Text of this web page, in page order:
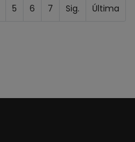
5 6 7 Sig. Última